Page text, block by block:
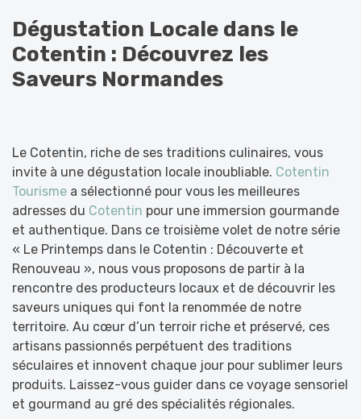
Dégustation Locale dans le
Cotentin : Découvrez les
Saveurs Normandes
Le Cotentin, riche de ses traditions culinaires, vous
invite à une dégustation locale inoubliable. Cotentin
Tourisme a sélectionné pour vous les meilleures
adresses du Cotentin pour une immersion gourmande
et authentique. Dans ce troisième volet de notre série
« Le Printemps dans le Cotentin : Découverte et
Renouveau », nous vous proposons de partir à la
rencontre des producteurs locaux et de découvrir les
saveurs uniques qui font la renommée de notre
territoire. Au cœur d’un terroir riche et préservé, ces
artisans passionnés perpétuent des traditions
séculaires et innovent chaque jour pour sublimer leurs
produits. Laissez-vous guider dans ce voyage sensoriel
et gourmand au gré des spécialités régionales.